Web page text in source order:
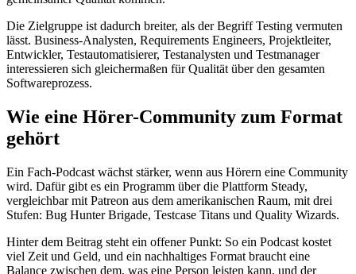
Die Zielgruppe ist dadurch breiter, als der Begriff Testing vermuten
lässt. Business-Analysten, Requirements Engineers, Projektleiter,
Entwickler, Testautomatisierer, Testanalysten und Testmanager
interessieren sich gleichermaßen für Qualität über den gesamten
Softwareprozess.
Wie eine Hörer-Community zum Format
gehört
Ein Fach-Podcast wächst stärker, wenn aus Hörern eine Community
wird. Dafür gibt es ein Programm über die Plattform Steady,
vergleichbar mit Patreon aus dem amerikanischen Raum, mit drei
Stufen: Bug Hunter Brigade, Testcase Titans und Quality Wizards.
Hinter dem Beitrag steht ein offener Punkt: So ein Podcast kostet
viel Zeit und Geld, und ein nachhaltiges Format braucht eine
Balance zwischen dem, was eine Person leisten kann, und der